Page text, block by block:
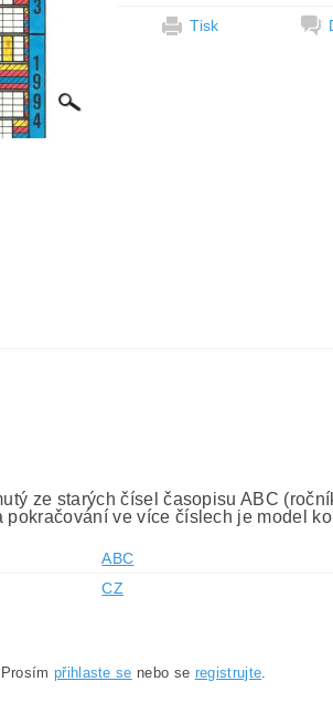
Tisk
ze starých čísel časopisu ABC
ve více číslech je model
ABC
CZ
přihlaste se nebo se registrujte.